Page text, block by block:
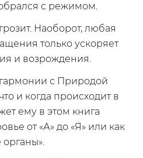
с режимом.
Наоборот, любая
только ускоряет
и возрождения.
с Природой
и когда происходит в
ему в этом книга
от «А» до «Я» или как